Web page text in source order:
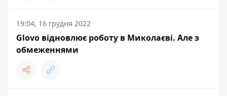
19:04, 16 грудня 2022
Glovo відновлює роботу в Миколаєві. Але з
обмеженнями